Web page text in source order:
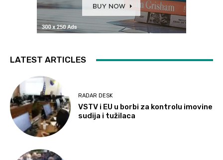
LATEST ARTICLES
RADAR DESK
VSTV i EU u borbi za kontrolu imovine
sudija i tužilaca